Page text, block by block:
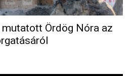
Ördög Nóra az